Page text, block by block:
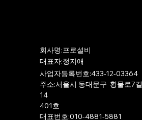
​회사명:프로설비
​대표자:정지애
사업자등록번호:433-12-03364
주소:서울시 동대문구 황물로7길
14
401호
​대표번호:010-4881-5881